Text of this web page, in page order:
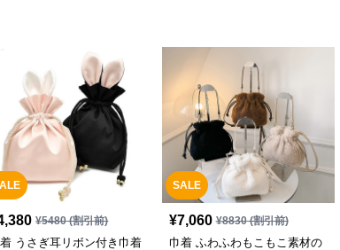
¥5480(割引前)
うさぎ耳リボン付き巾着
SALE
¥7,060 ¥8830(割引前)
巾着 ふわふわもこもこ素材の